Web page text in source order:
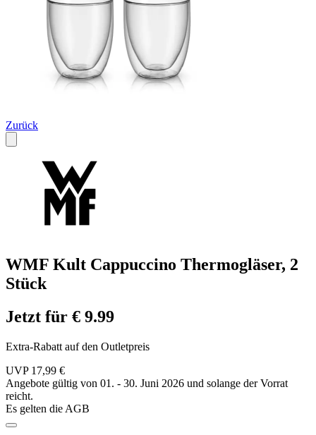
Zurück
WMF Kult Cappuccino Thermogläser, 2
Stück
Jetzt für € 9.99
Extra-Rabatt auf den Outletpreis
UVP 17,99 €
Angebote gültig von 01. - 30. Juni 2026 und solange der Vorrat
reicht.
Es gelten die AGB